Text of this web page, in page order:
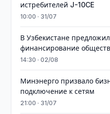
истребителей J-10CE
10:00 · 31/07
В Узбекистане
финансирование
14:30 · 02/08
Минэнерго призвало
подключение к сетям
21:00 · 31/07